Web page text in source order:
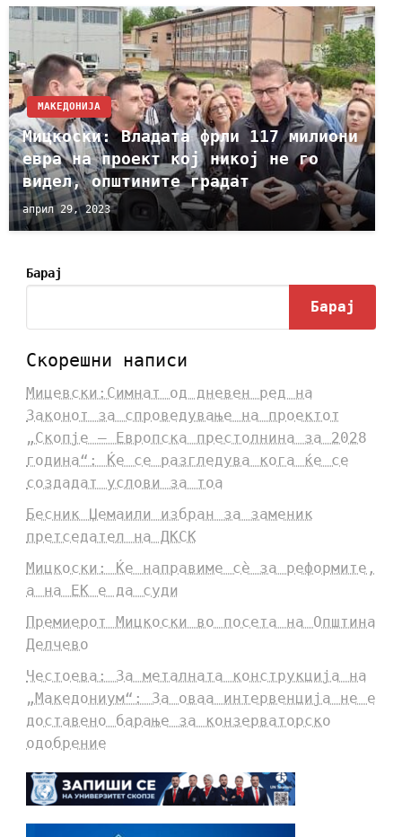
МАКЕДОНИЈА
Мицкоски: Владата фрли 117 милиони
евра на проект кој никој не го
видел, општините градат
април 29, 2023
Барај
Барај
Скорешни написи
Мицевски:Симнат од дневен ред на
Законот за спроведување на проектот
„Скопје – Европска престолнина за 2028
година“: Ќе се разгледува кога ќе се
создадат услови за тоа
Бесник Џемаили избран за заменик
претседател на ДКСК
Мицкоски: Ќе направиме сè за реформите,
а на ЕК е да суди
Премиерот Мицкоски во посета на Општина
Делчево
Честоева: За металната конструкција на
„Македониум“: За оваа интервенција не е
доставено барање за конзерваторско
одобрение